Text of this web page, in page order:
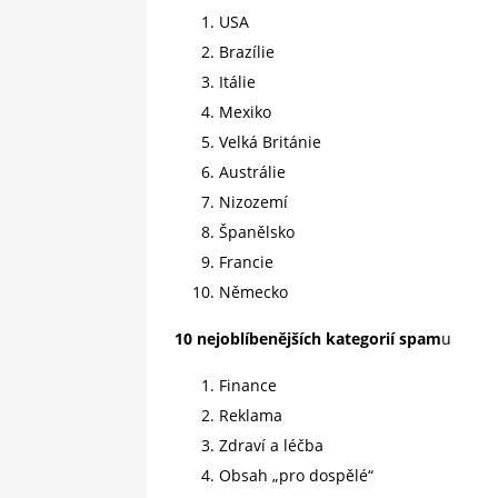
USA
Brazílie
Itálie
Mexiko
Velká Británie
Austrálie
Nizozemí
Španělsko
Francie
Německo
10 nejoblíbenějších kategorií spamu
Finance
Reklama
Zdraví a léčba
Obsah „pro dospělé“